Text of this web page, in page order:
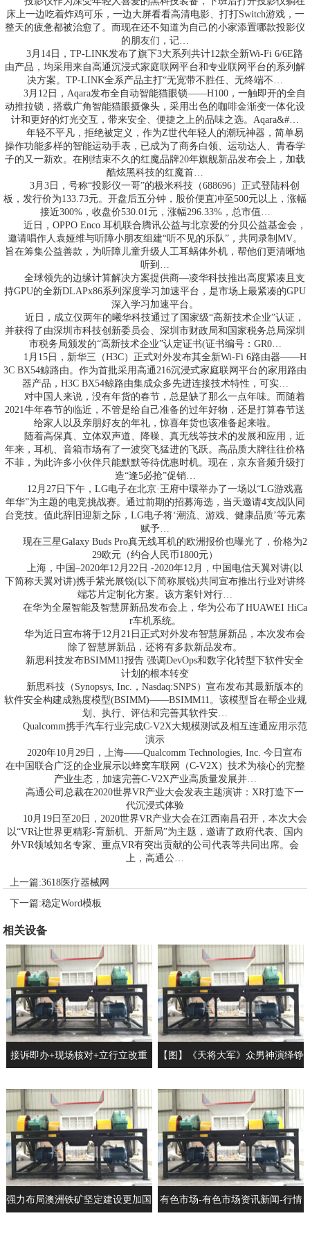
床上一边吃着炸鸡可乐，一边大屏看看高清电影、打打Switch游戏，一
整天的疲惫都被治愈了。而现在还不知道为自己的小家添置哪款投影仪
的朋友们，记…
3月14日，TP-LINK发布了旗下3大系列共计12款全新Wi-Fi 6/6E路
由产品，均采用来自高通沉浸式家庭联网平台和专业联网平台的系列解
决方案。TP-LINK全系产品主打“无宽带不胜任、无终端不…
3月12日，Aqara发布全自动智能猫眼锁——H100，一触即开的全自
动推拉锁，搭载广角智能猫眼摄像头，采用出色的咖啡金渐变一体化设
计和更好的灯光交互，带来安全、便捷之上的品味之选。Aqara&#…
年轻不平凡，拒绝被定义，作为Z世代年轻人的潮玩神器，简单易
操作功能多样的智能运动手表，已成为了商务白领、运动达人、青春学
子的又一新欢。在刚结束不久的红魔品牌20年旗舰新品发布会上，加载
酷炫黑科技的红魔首…
3月3日，号称“投影仪一哥”的极米科技（688696）正式登陆科创
板，发行价为133.73元。开盘后五分钟，股价便直冲至500元以上，涨幅
接近300%，收盘价530.01元，涨幅296.33%，总市值…
近日，OPPO Enco 耳机联合腾讯公益与北京爱的分贝公益基金会，
邀请唱作人袁娅维与听障小朋友组建“听不见的乐队”，共同录制MV。
旨在筹集公益善款，为听障儿童升级人工耳蜗体外机，帮他们更清晰地
听到…
全球领先的边缘计算解决方案提供商—凌华科技推出高度紧凑且支
持GPU的全新DLAPx86系列深度学习加速平台，是市场上最紧凑的GPU
深入学习加速平台。
近日，成立仅两年的曦华科技通过了国家级“高新技术企业”认证，
并获得了由深圳市科技创新委员会、深圳市财政局和国家税务总局深圳
市税务局颁发的“高新技术企业”认定证书(证书编号：GR0…
1月15日，新华三（H3C）正式对外发布其全新Wi-Fi 6路由器——H
3C BX54鲸路由。作为首批采用高通216沉浸式家庭联网平台的家用路由
器产品，H3C BX54鲸路由集成众多先进连接技术特性，可实…
对中国人来说，没有年货的春节，总是缺了那么一点年味。而随着
2021牛年春节的临近，不管是给自己准备的过年好物，还是打算春节送
给家人以及亲朋好友的年礼，惊喜年货也该准备起来啦。
随着高保真、立体双声道、降噪、真无线等技术的发展和应用，近
年来，耳机、音箱市场有了一波突飞猛进的飞跃。高品质大牌往往价格
不菲，为此许多小伙伴只能默默等待优惠时机。现在，京东音频升级打
造“逢5必抢”促销…
12月27日下午，LG电子在北京·王府中環举办了一场以“LG游戏嘉
年华”为主题的电竞挑战赛。通过前期的招募海选，当天邀请4支战队同
台竞技。值此辞旧迎新之际，LG电子将‘潮流、游戏、健康品质’等元素
赋予…
现在三星Galaxy Buds Pro真无线耳机的欧洲报价也曝光了，价格为2
29欧元（约合人民币1800元）
上海，中国–2020年12月22日 -2020年12月，中国电信天翼对讲(以
下简称天翼对讲)携手紫光展锐(以下简称展锐)共同宣布推出行业对讲终
端芯片定制化方案。该方案针对行…
在华为全屋智能及智慧屏新品发布会上，华为公布了HUAWEI HiCa
r车机系统。
华为近日宣布将于12月21日正式对外发布智慧屏新品，本次发布会
除了智慧屏新品，还将有多款新品发布。
新思科技发布BSIMM11报告 强调DevOps和数字化转型下软件安全
计划的根本转变
新思科技（Synopsys, Inc.，Nasdaq:SNPS）宣布发布其最新版本的
软件安全构建成熟度模型(BSIMM)——BSIMM11。该模型旨在帮企业规
划、执行、评估和完善其软件安…
Qualcomm携手汽车行业完成C-V2X大规模测试及相互连通应用示范
演示
2020年10月29日，上海——Qualcomm Technologies, Inc. 今日宣布
在中国联合广泛的企业展示以蜂窝车联网（C-V2X）技术为核心的完整
产业生态，加速完善C-V2X产业高质量发展并…
高通公司总裁在2020世界VR产业大会发表主题演讲：XR打造下一
代沉浸式体验
10月19日至20日，2020世界VR产业大会在江西南昌召开，本次大会
以“VR让世界更精彩-育新机、开新局”为主题，邀请了政府代表、国内
外VR领域知名专家、重点VR有突出贡献的公司代表等共同出席。会
上，高通公…
上一篇:3618医疗器械网
下一篇:稳定Word模板
相关设备
接诉即办+现场核对+立行立改重 【图】《天将大军》众男神演绎铮
强力布局澳洲铁矿坚定建设更加国 有色市场-有色市场资讯新闻-行情